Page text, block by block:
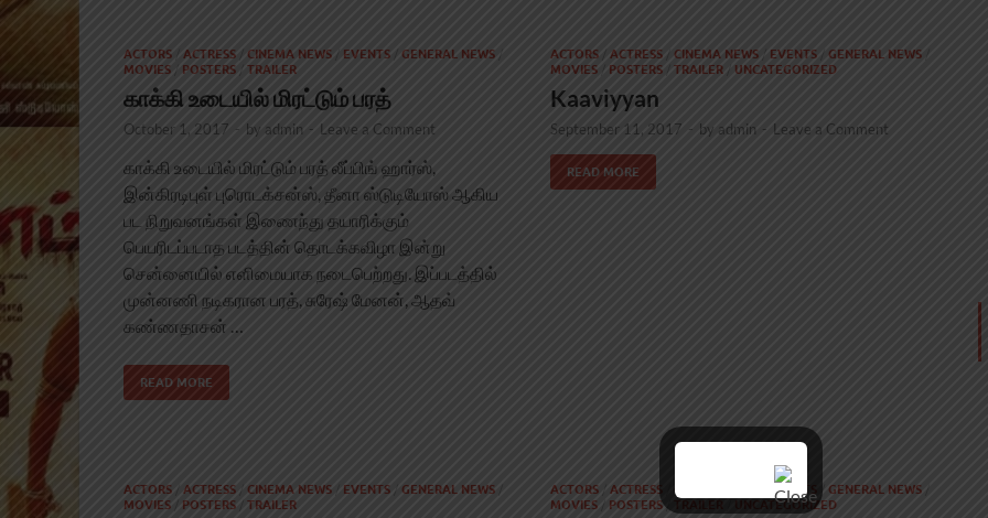
ACTORS / ACTRESS / CINEMA NEWS / EVENTS / GENERAL NEWS
MOVIES POSTERS / TRAILER
காக்கி உடையில் மிரட்டும் பரத்
October 1, 2017 - by admin - Leave a Comment
காக்கி உடையில் மிரட்டும் பரத் லீப்பிங் ஹார்ஸ்,
இன்கிரடிபுள் புரொடக்சன்ஸ், தீனா ஸ்டுடியோஸ் ஆகிய
பட நிறுவனங்கள் இணைந்து தயாரிக்கும்
பெயரிடப்படாத படத்தின் தொடக்கவிழா இன்று
சென்னையில் எளிமையாக நடைபெற்றது. இப்படத்தில்
முன்னணி நடிகரான பரத், சுரேஷ் மேனன், ஆதவ்
கண்ணதாசன் …
READ MORE
ACTORS / ACTRESS / CINEMA NEWS / EVENTS / GENERAL NEWS /
MOVIES / POSTERS / TRAILER / UNCATEGORIZED
Kaaviyyan
September 11, 2017 - by admin - Leave a Comment
READ MORE
ACTORS / ACTRESS CINEMA NEWS / EVENTS GENERAL NEWS /
MOVIES / POSTERS / TRAILER
ACTORS / ACTRESS CINEMA NEWS EVENTS / GENERAL NEWS /
MOVIES / POSTERS/ UNCATEGORIZED